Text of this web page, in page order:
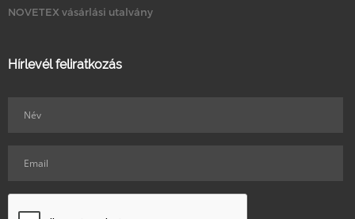
NOVETEX vásárlási utalvány
Hírlevél feliratkozás